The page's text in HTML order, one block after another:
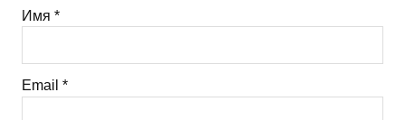
Имя *
Email *